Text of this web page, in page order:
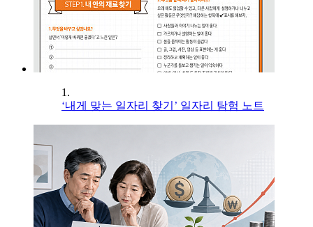
1.
‘내게 맞는 일자리 찾기’ 일자리 탐험 노트